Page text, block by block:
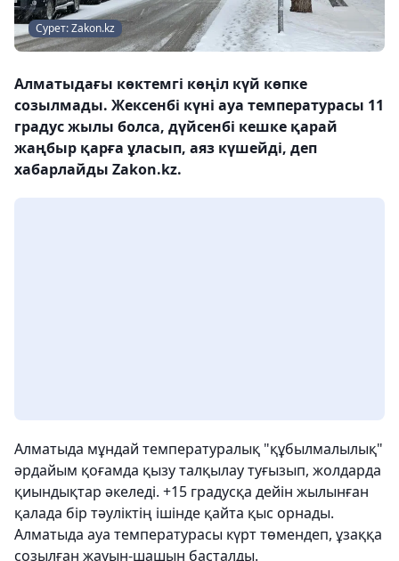
Сурет: Zakon.kz
Алматыдағы көктемгі көңіл күй көпке
созылмады. Жексенбі күні ауа температурасы 11
градус жылы болса, дүйсенбі кешке қарай
жаңбыр қарға ұласып, аяз күшейді, деп
хабарлайды Zakon.kz.
Алматыда мұндай температуралық "құбылмалылық"
әрдайым қоғамда қызу талқылау туғызып, жолдарда
қиындықтар әкеледі. +15 градусқа дейін жылынған
қалада бір тәуліктің ішінде қайта қыс орнады.
Алматыда ауа температурасы күрт төмендеп, ұзаққа
созылған жауын-шашын басталды.